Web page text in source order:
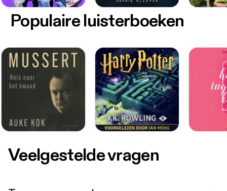
Populaire luisterboeken
Veelgestelde vragen